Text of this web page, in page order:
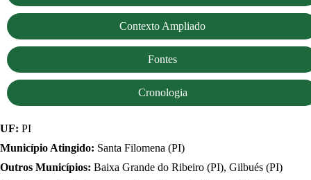
Contexto Ampliado
Fontes
Cronologia
UF: PI
Município Atingido: Santa Filomena (PI)
Outros Municípios: Baixa Grande do Ribeiro (PI), Gilbués (PI)